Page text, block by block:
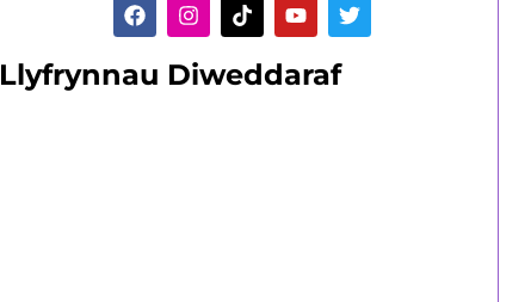
Llyfrynnau Diweddaraf